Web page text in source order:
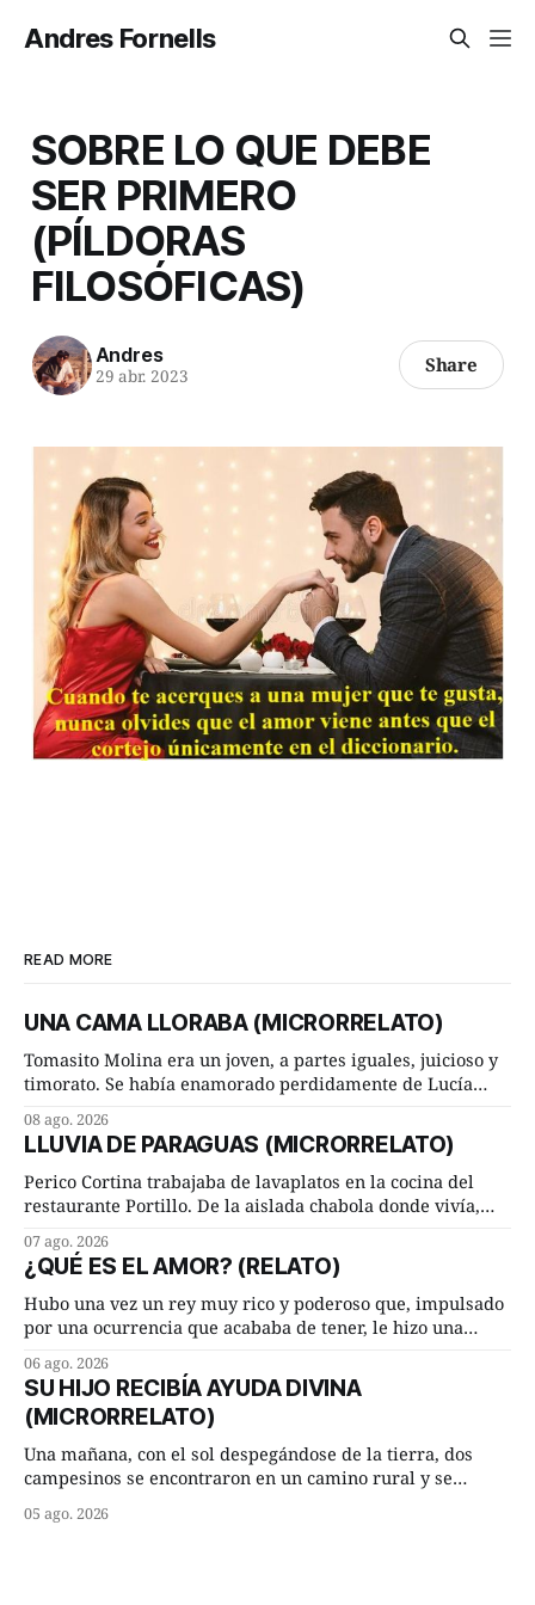
Andres Fornells
SOBRE LO QUE DEBE
SER PRIMERO
(PÍLDORAS
FILOSÓFICAS)
Andres
29 abr. 2023 Share
READ MORE
UNA CAMA LLORABA (MICRORRELATO)
Tomasito Molina era un joven, a partes iguales, juicioso y
timorato. Se había enamorado perdidamente de Lucía
ambos les iba de maravilla. Pero mantenían absoluta
discrepancia en un deseo ineluctable por parte de ella.
Lucía Arriate quería que ellos
08 ago. 2026
LLUVIA DE PARAGUAS (MICRORRELATO)
Perico Cortina trabajaba de lavaplatos en la cocina del
restaurante Portillo. De la aislada chabola donde vivía,
cuarto de hora andando a buen paso. Cierta noche,
terminada su jornada laboral caminaba él hacía su mísera
morada cundo comenzó a llover
07 ago. 2026
¿QUÉ ES EL AMOR? (RELATO)
Hubo una vez un rey muy rico y poderoso que, impulsado
por una ocurrencia que acababa de tener, le hizo una
Dime, hombre sabio, ¿qué es el amor según tú? Su
consejero, que era muy prudente y astuto le respondió de
inmediato:
06 ago. 2026
SU HIJO RECIBÍA AYUDA DIVINA
(MICRORRELATO)
Una mañana, con el sol despegándose de la tierra, dos
campesinos se encontraron en un camino rural y se
remolachas, Manuel? —quiso saber uno. —Eso acabo de
05 ago. 2026